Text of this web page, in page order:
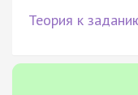
Теория к